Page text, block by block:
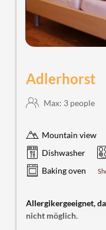
Adlerhorst
Max: 3 people
Mountain view
Dishwasher
Baking oven
Allergikergeeignet,
nicht möglich.